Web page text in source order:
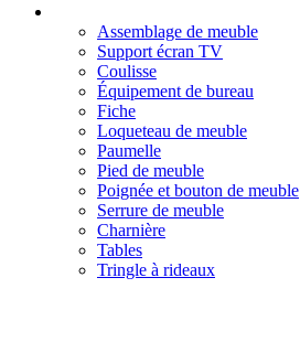
Assemblage de meuble
Support écran TV
Coulisse
Équipement de bureau
Fiche
Loqueteau de meuble
Paumelle
Pied de meuble
Poignée et bouton de meuble
Serrure de meuble
Charnière
Tables
Tringle à rideaux